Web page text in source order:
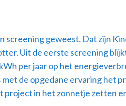
screening geweest. Dat zijn
Uit de eerste screening
per jaar op het
met de opgedane ervaring
in het zonnetje zetten